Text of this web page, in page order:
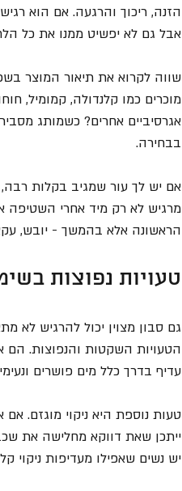
הזנה, ריכוך והרגעה. אם הוא
אבל גם לא יפשיט ממנו את כל
שווה לקרוא את תיאור המוצר
אגרסיביים אחרים? כשמותג
בבחירה.
אם יש לך עור שמגיב בקלות רבה,
מרגיש לא רק מיד אחרי השטיפה
הראשונה אלא בהמשך - יובש,
טעויות נפוצות
גם סבון מצוין יכול להרגיש
הטעויות השקטות והנפוצות. הם
עדיף בדרך כלל מים פושרים
טעות נוספת היא ניקוי מוגזם.
ייתכן שאת דווקא מחלישה את
יש נשים שאפילו מעדיפות ניקוי